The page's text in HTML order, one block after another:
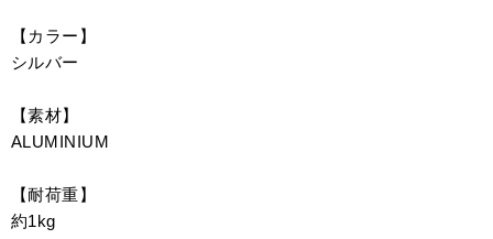
【カラー】
シルバー
【素材】
ALUMINIUM
【耐荷重】
約1kg